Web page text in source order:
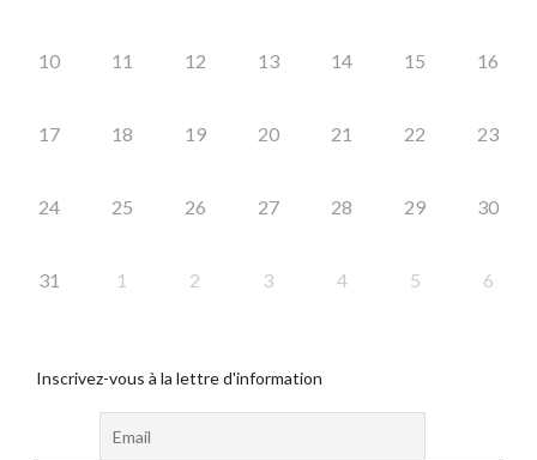
10 11 12 13 14 15 16
17 18 19 20 21 22 23
24 25 26 27 28 29 30
31 1 2 3 4 5 6
Inscrivez-vous à la lettre d'information